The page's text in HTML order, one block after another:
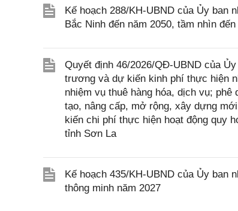
Kế hoạch 288/KH-UBND của Ủy ban
Bắc Ninh đến năm 2050, tầm nhìn
Quyết định 46/2026/QĐ-UBND của
trương và dự kiến kinh phí thực hiện
nhiệm vụ thuê hàng hóa, dịch vụ;
tạo, nâng cấp, mở rộng, xây dựng
kiến chi phí thực hiện hoạt động quy
tỉnh Sơn La
Kế hoạch 435/KH-UBND của Ủy ban
thông minh năm 2027